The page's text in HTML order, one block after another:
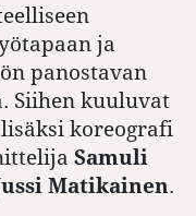
ja
panostavan
Siihen kuuluvat
koreografi
Samuli
Matikainen.